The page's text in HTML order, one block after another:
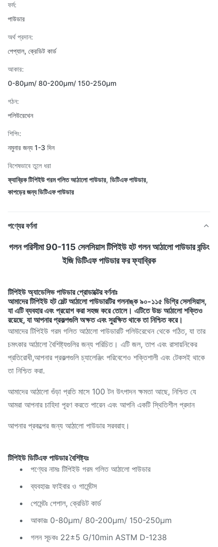
ফর্ম:
পাউডার
অর্থ প্রদান:
পেপ্যাল, ক্রেডিট কার্ড
আকার:
0-80µm/ 80-200µm/ 150-250µm
গঠন:
পলিউরেথেন
শিপিং:
নমুনার জন্য 1-3 দিন
বিশেষভাবে তুলে ধরা
ফ্যাব্রিক টিপিইউ গরম গলিত আঠালো পাউডার, ডিটিএফ পাউডার,
কাপড়ের জন্য ডিটিএফ পাউডার
পণ্যের বর্ণনা
গলন পরিসীমা 90-115 সেলসিয়াস টিপিইউ হট গলন আঠালো পাউডার বন্ডিং
ইজি ডিটিএফ পাউডার ফর ফ্যাব্রিক
টিপিইউ অ্যাডেসিভ পাউডার প্রোডাক্টের বর্ণনাঃ
আমাদের টিপিইউ হট মেল্ট আঠালো পাউডারটির গলনাঙ্ক ৯০-১১৫ ডিগ্রি সেলসিয়াস,
যা এটি ব্যবহার এবং প্রয়োগ করা সহজ করে তোলে। এটিতে উচ্চ আঠালো শক্তিও
রয়েছে, যা আপনার প্রকল্পগুলি অক্ষত এবং সুরক্ষিত থাকে তা নিশ্চিত করে।
আমাদের টিপিইউ গরম গলিত আঠালো পাউডারটি পলিউরেথেন থেকে গঠিত, যা তার
চমৎকার আঠালো বৈশিষ্ট্যগুলির জন্য পরিচিত। এটি জল, তাপ এবং রাসায়নিকের
প্রতিরোধী,আপনার প্রকল্পগুলি চ্যালেঞ্জিং পরিবেশেও শক্তিশালী এবং টেকসই থাকে
তা নিশ্চিত করা.
আমাদের আঠালো গুঁড়া প্রতি মাসে 100 টন উৎপাদন ক্ষমতা আছে, নিশ্চিত যে
আমরা আপনার চাহিদা পূরণ করতে পারেন এবং আপনি একটি স্থিতিশীল প্রদান
আপনার প্রকল্পের জন্য আঠালো পাউডার সরবরাহ।
টিপিইউ ডিটিএফ পাউডার বৈশিষ্ট্যঃ
পণ্যের নামঃ টিপিইউ গরম গলিত আঠালো পাউডার
ব্যবহারঃ ফাইবার ও গার্মেন্টস
পেমেন্টঃ পেপাল, ক্রেডিট কার্ড
আকারঃ 0-80μm/ 80-200μm/ 150-250μm
গলন সূচকঃ 22±5 G/10min ASTM D-1238